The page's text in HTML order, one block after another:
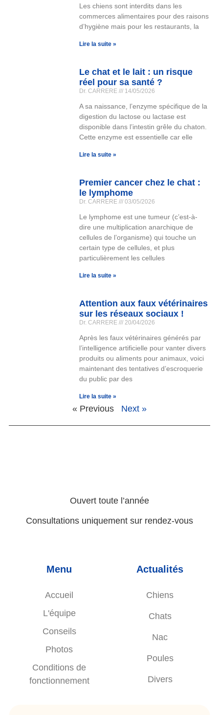
Les chiens sont interdits dans les
commerces alimentaires pour des raisons
d’hygiène mais pour les restaurants, la
Lire la suite »
Le chat et le lait : un risque
réel pour sa santé ?
Dr. CARRERE 14/05/2026
A sa naissance, l’enzyme spécifique de la
digestion du lactose ou lactase est
disponible dans l’intestin grêle du chaton.
Cette enzyme est essentielle car elle
Lire la suite »
Premier cancer chez le chat :
le lymphome
Dr. CARRERE 03/05/2026
Le lymphome est une tumeur (c’est-à-
dire une multiplication anarchique de
cellules de l’organisme) qui touche un
certain type de cellules, et plus
particulièrement les cellules
Lire la suite »
Attention aux faux vétérinaires
sur les réseaux sociaux !
Dr. CARRERE 20/04/2026
Après les faux vétérinaires générés par
l’intelligence artificielle pour vanter divers
produits ou aliments pour animaux, voici
maintenant des tentatives d’escroquerie
du public par des
Lire la suite »
« Previous Next »
Ouvert toute l’année
Consultations uniquement sur rendez-vous
Menu
Accueil
L'équipe
Conseils
Photos
Conditions de
fonctionnement
Actualités
Chiens
Chats
Nac
Poules
Divers